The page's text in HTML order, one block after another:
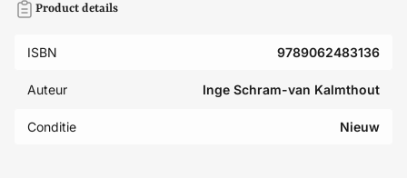
Product details
ISBN 9789062483136
Auteur Inge Schram-van Kalmthout
Conditie Nieuw